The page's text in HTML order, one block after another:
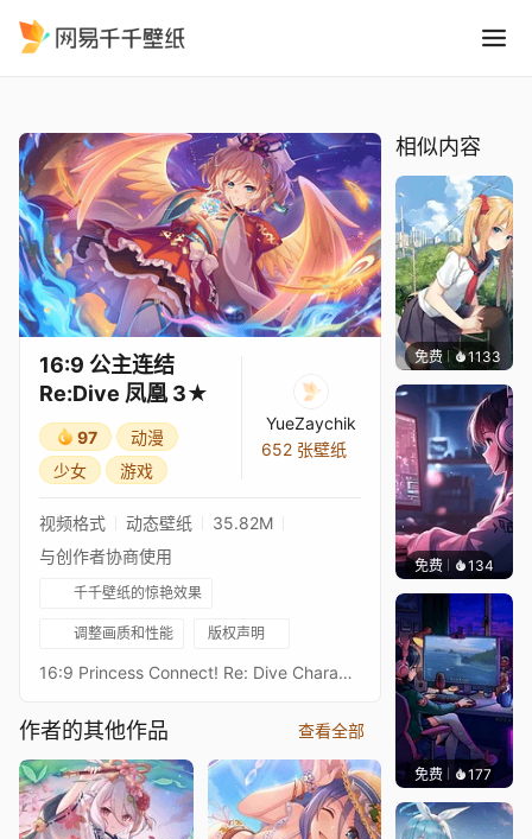
16:9 公主连结
Re:Dive 凤凰 3★
97
动漫
少女
游戏
YueZaychik
652 张壁纸
视频格式 动态壁纸
35.82M
与创作者协商使用
千千壁纸的惊艳效果
调整画质和性能 版权声明
16:9 Princess Connect! Re: Dive Character Live Wallpaperプリンセスコネクトリダイブ超异域公主连结！Re: DiveResolution: 16:9 3584 x 2016Overall Bit Rate: ≈40Mb/s ± 3Mb/s3★凤凰3★ホウオウ - Ho-ohAfter RealESRGAN upscaling + rife-ncnn-vulkan frame processing21:9 3440 x 1440 Resolution：https://steamcommunity.com/sharedfiles/filedetails/?id=3476436769Princess Connect! Re: Dive 16:9 Collections：https://steamcommunity.com/sharedfiles/filedetails/?id=2134024999Princess Connect! Re: Dive 21:9 Collections：https://steamcommunity.com/sharedfiles/filedetails/?id=2137377323
作者的其他作品 查看全部
相似内容
免费 1133
免费 134
免费 177